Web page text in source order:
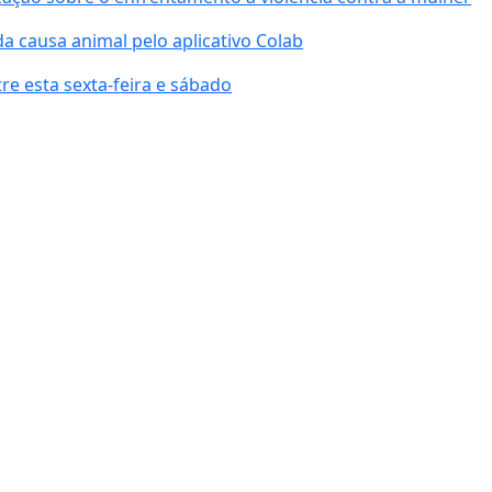
causa animal pelo aplicativo Colab
esta sexta-feira e sábado